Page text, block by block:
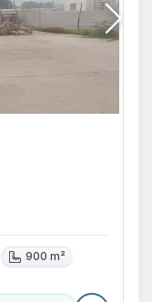
900 m²